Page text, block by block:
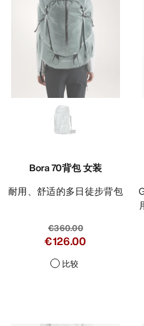
Bora 70背包 女装
耐用、舒适的多日徒步背包
€360.00
€126.00
比较
GORE-TEX